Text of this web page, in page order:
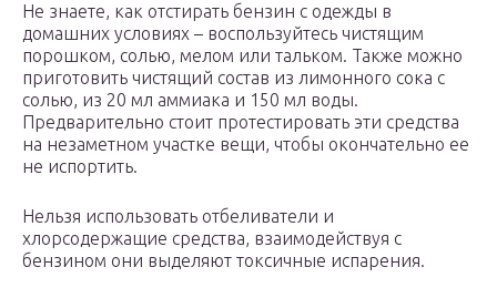
Не знаете, как отстирать бензин с одежды в
домашних условиях – воспользуйтесь чистящим
порошком, солью, мелом или тальком. Также можно
приготовить чистящий состав из лимонного сока с
солью, из 20 мл аммиака и 150 мл воды.
Предварительно стоит протестировать эти средства
на незаметном участке вещи, чтобы окончательно ее
не испортить.
Нельзя использовать отбеливатели и
хлорсодержащие средства, взаимодействуя с
бензином они выделяют токсичные испарения.